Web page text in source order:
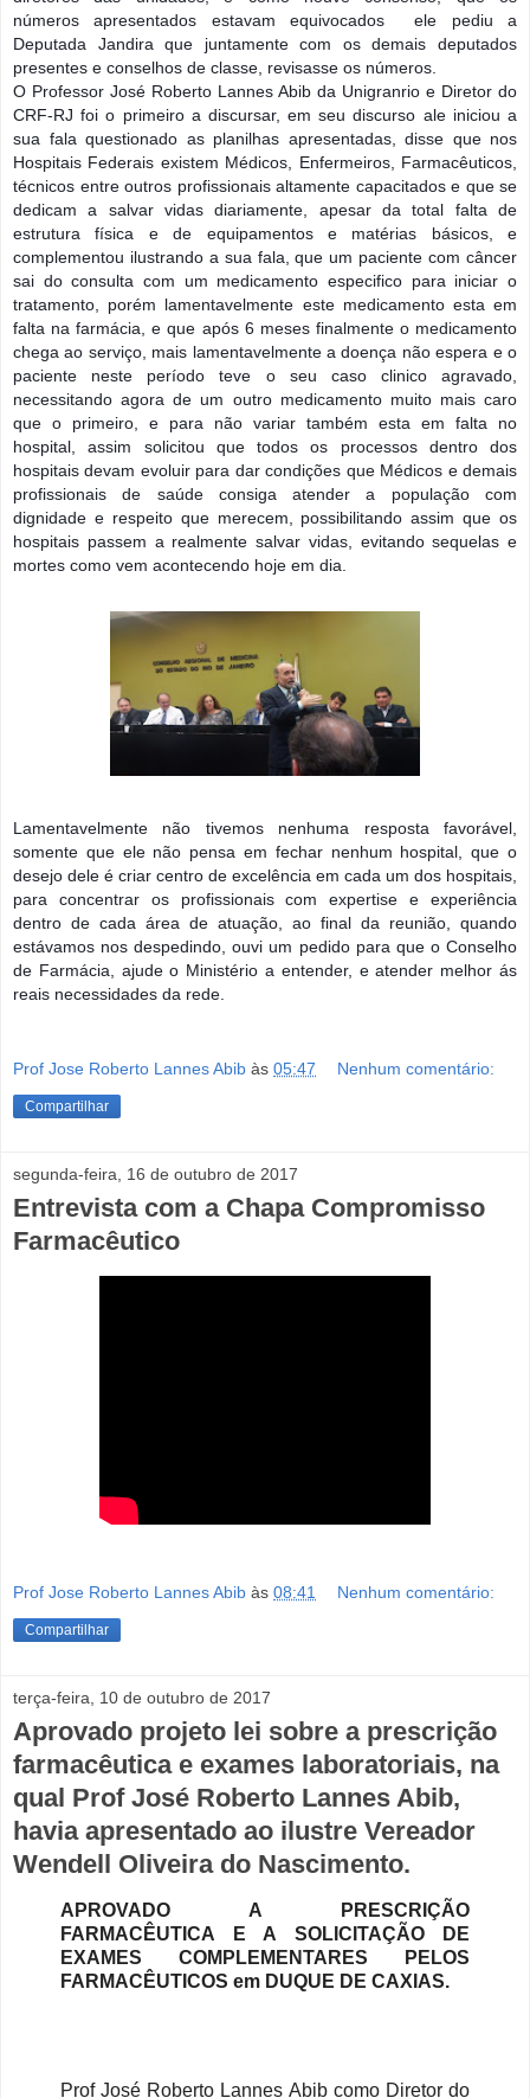
números apresentados estavam equivocados ele pediu a
Deputada Jandira que juntamente com os demais deputados
presentes e conselhos de classe, revisasse os números.
O Professor José Roberto Lannes Abib da Unigranrio e Diretor do
CRF-RJ foi o primeiro a discursar, em seu discurso ale iniciou a
sua fala questionado as planilhas apresentadas, disse que nos
Hospitais Federais existem Médicos, Enfermeiros, Farmacêuticos,
técnicos entre outros profissionais altamente capacitados e que se
dedicam a salvar vidas diariamente, apesar da total falta de
estrutura física e de equipamentos e matérias básicos, e
complementou ilustrando a sua fala, que um paciente com câncer
sai do consulta com um medicamento especifico para iniciar o
tratamento, porém lamentavelmente este medicamento esta em
falta na farmácia, e que após 6 meses finalmente o medicamento
chega ao serviço, mais lamentavelmente a doença não espera e o
paciente neste período teve o seu caso clinico agravado,
necessitando agora de um outro medicamento muito mais caro
que o primeiro, e para não variar também esta em falta no
hospital, assim solicitou que todos os processos dentro dos
hospitais devam evoluir para dar condições que Médicos e demais
profissionais de saúde consiga atender a população com
dignidade e respeito que merecem, possibilitando assim que os
hospitais passem a realmente salvar vidas, evitando sequelas e
mortes como vem acontecendo hoje em dia.
Lamentavelmente não tivemos nenhuma resposta favorável,
somente que ele não pensa em fechar nenhum hospital, que o
desejo dele é criar centro de excelência em cada um dos hospitais,
para concentrar os profissionais com expertise e experiência
dentro de cada área de atuação, ao final da reunião, quando
estávamos nos despedindo, ouvi um pedido para que o Conselho
de Farmácia, ajude o Ministério a entender, e atender melhor ás
reais necessidades da rede.
Prof Jose Roberto Lannes Abib às 05:47 Nenhum comentário:
Compartilhar
segunda-feira, 16 de outubro de 2017
Entrevista com a Chapa Compromisso
Farmacêutico
Prof Jose Roberto Lannes Abib às 08:41 Nenhum comentário:
Compartilhar
terça-feira, 10 de outubro de 2017
Aprovado projeto lei sobre a prescrição
farmacêutica e exames laboratoriais, na
qual Prof José Roberto Lannes Abib,
havia apresentado ao ilustre Vereador
Wendell Oliveira do Nascimento.
APROVADO A PRESCRIÇÃO
FARMACÊUTICA E A SOLICITAÇÃO DE
EXAMES COMPLEMENTARES PELOS
FARMACÊUTICOS em DUQUE DE CAXIAS.
Prof José Roberto Lannes Abib como Diretor do